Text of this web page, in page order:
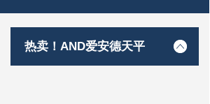
热卖！AND爱安德天平